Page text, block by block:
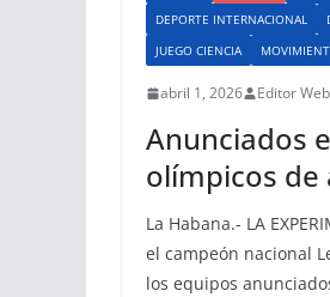
DEPORTE INTERNACIONAL
JUEGO CIENCIA
abril 1, 2026 Editor
Anunciados
olímpicos de
La Habana.- LA
el campeón nacional
los equipos